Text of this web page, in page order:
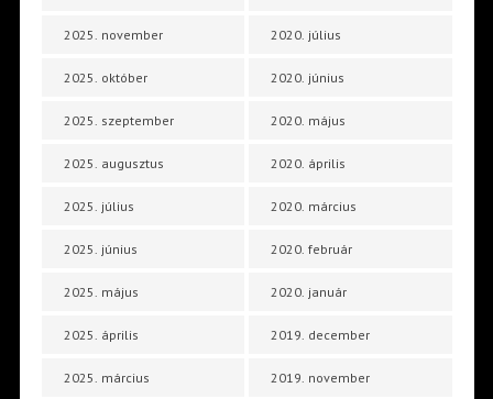
2025. november
2025. október
2025. szeptember
2025. augusztus
2025. július
2025. június
2025. május
2025. április
2025. március
2020. július
2020. június
2020. május
2020. április
2020. március
2020. február
2020. január
2019. december
2019. november